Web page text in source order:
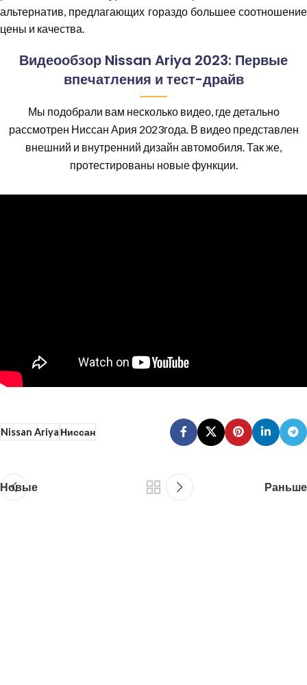
альтернатив, предлагающих гораздо большее соотношение
цены и качества.
Видеообзор Nissan Ariya 2023: Первые
впечатления и тест-драйв
Мы подобрали вам несколько видео, где детально
рассмотрен Ниссан Ария 2023года. В видео представлен
внешний и внутренний дизайн автомобиля. Так же,
протестированы новые функции.
Nissan AriyaНиссан
Новые Раньше